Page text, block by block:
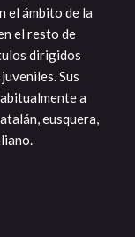
el ámbito de la
el resto de
dirigidos
Sus
a
eusquera,